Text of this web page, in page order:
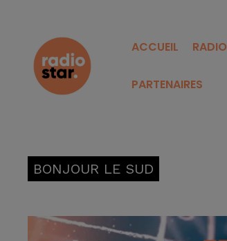
ACCUEIL RADIO
PARTENAIRES
BONJOUR LE SUD